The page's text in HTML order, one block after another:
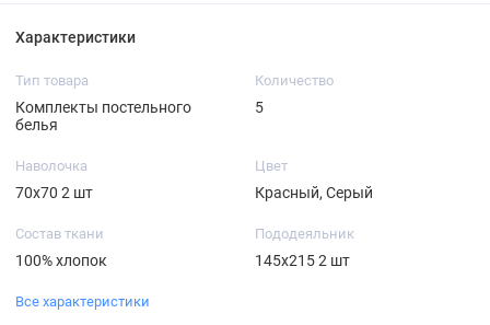
Характеристики
Тип товара
Комплекты постельного
белья
Количество
5
Наволочка
70х70 2 шт
Цвет
Красный, Серый
Состав ткани
100% хлопок
Пододеяльник
145х215 2 шт
Все характеристики